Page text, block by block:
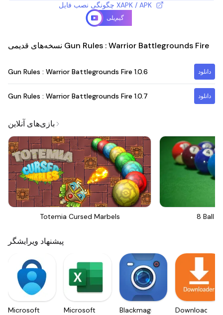
چگونگی نصب فایل XAPK / APK
گیم‌پلی
نسخه‌های قدیمی Gun Rules : Warrior Battlegrounds Fire
Gun Rules : Warrior Battlegrounds Fire 1.0.6 دانلود
Gun Rules : Warrior Battlegrounds Fire 1.0.7 دانلود
بازی‌های آنلاین
Totemia Cursed Marbels 8 Ball
پیشنهاد ویرایشگر
Microsoft
Microsoft
Blackmagic
Downloader